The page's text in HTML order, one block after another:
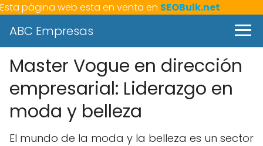
Esta página web esta en venta en SEOBulk.net
ABC Empresas
Master Vogue en dirección
empresarial: Liderazgo en
moda y belleza
El mundo de la moda y la belleza es un sector